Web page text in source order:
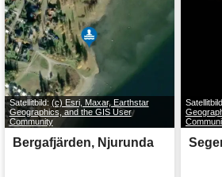
Satellitbild: (c) Esri, Maxar, Earthstar
Geographics, and the GIS User
Community
Bergafjärden, Njurunda